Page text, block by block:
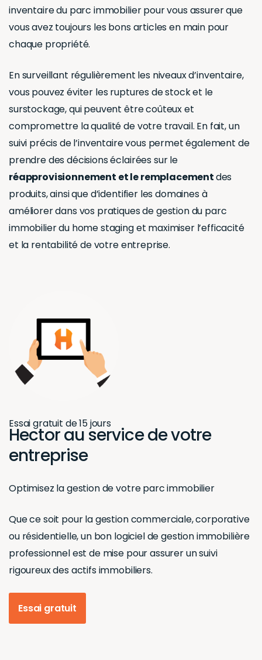
inventaire du parc immobilier pour vous assurer que
vous avez toujours les bons articles en main pour
chaque propriété.
En surveillant régulièrement les niveaux d’inventaire,
vous pouvez éviter les ruptures de stock et le
surstockage, qui peuvent être coûteux et
compromettre la qualité de votre travail. En fait, un
suivi précis de l’inventaire vous permet également de
prendre des décisions éclairées sur le
réapprovisionnement et le remplacementdes
produits, ainsi que d’identifier les domaines à
améliorer dans vos pratiques de gestion du parc
immobilier du home staging et maximiser l’efficacité
et la rentabilité de votre entreprise.
Hector au
service de
votre
entreprise
VOTRE PARC IMMOBILIER
Que ce soit pour la gestion commerciale, corporative
professionnel est de mise pour assurer un suivi
Essai gratuit
Conseil 3: Protéger les équipements lors
des déplacements